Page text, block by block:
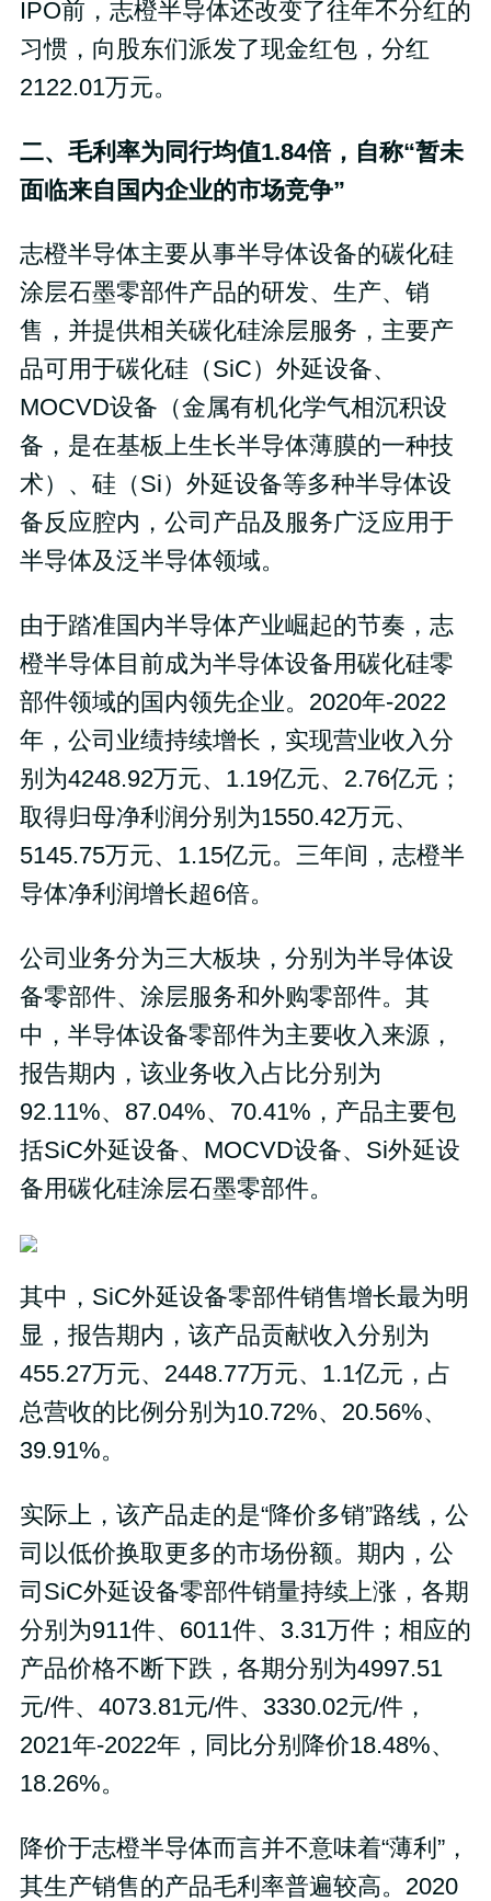
IPO前，志橙半导体还改变了往年不分红的
习惯，向股东们派发了现金红包，分红
2122.01万元。
二、毛利率为同行均值1.84倍，自称“暂未
面临来自国内企业的市场竞争”
志橙半导体主要从事半导体设备的碳化硅
涂层石墨零部件产品的研发、生产、销
售，并提供相关碳化硅涂层服务，主要产
品可用于碳化硅（SiC）外延设备、
MOCVD设备（金属有机化学气相沉积设
备，是在基板上生长半导体薄膜的一种技
术）、硅（Si）外延设备等多种半导体设
备反应腔内，公司产品及服务广泛应用于
半导体及泛半导体领域。
由于踏准国内半导体产业崛起的节奏，志
橙半导体目前成为半导体设备用碳化硅零
部件领域的国内领先企业。2020年-2022
年，公司业绩持续增长，实现营业收入分
别为4248.92万元、1.19亿元、2.76亿元；
取得归母净利润分别为1550.42万元、
5145.75万元、1.15亿元。三年间，志橙半
导体净利润增长超6倍。
公司业务分为三大板块，分别为半导体设
备零部件、涂层服务和外购零部件。其
中，半导体设备零部件为主要收入来源，
报告期内，该业务收入占比分别为
92.11%、87.04%、70.41%，产品主要包
括SiC外延设备、MOCVD设备、Si外延设
备用碳化硅涂层石墨零部件。
其中，SiC外延设备零部件销售增长最为明
显，报告期内，该产品贡献收入分别为
455.27万元、2448.77万元、1.1亿元，占
总营收的比例分别为10.72%、20.56%、
39.91%。
实际上，该产品走的是“降价多销”路线，公
司以低价换取更多的市场份额。期内，公
司SiC外延设备零部件销量持续上涨，各期
分别为911件、6011件、3.31万件；相应的
产品价格不断下跌，各期分别为4997.51
元/件、4073.81元/件、3330.02元/件，
2021年-2022年，同比分别降价18.48%、
18.26%。
降价于志橙半导体而言并不意味着“薄利”，
其生产销售的产品毛利率普遍较高。2020